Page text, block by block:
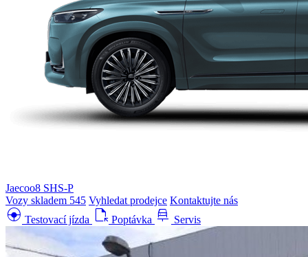
Jaecoo8 SHS-P
Vozy skladem 545 Vyhledat prodejce Kontaktujte nás
search_hands_free Testovací jízda file_open Poptávka car_repair Servis